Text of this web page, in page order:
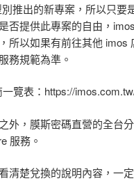
推出的新專案，所以只要
否提供此專案的自由，
所以如果有前往其他 imos
務規範為準。
覽表：https://
外，膜斯密碼直營的全台
服務。
清楚兌換的說明內容，一